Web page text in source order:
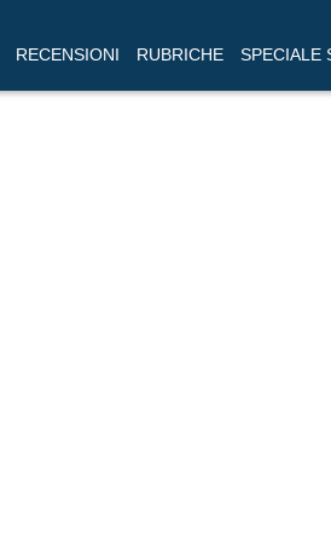
RECENSIONI RUBRICHE SPECIALE